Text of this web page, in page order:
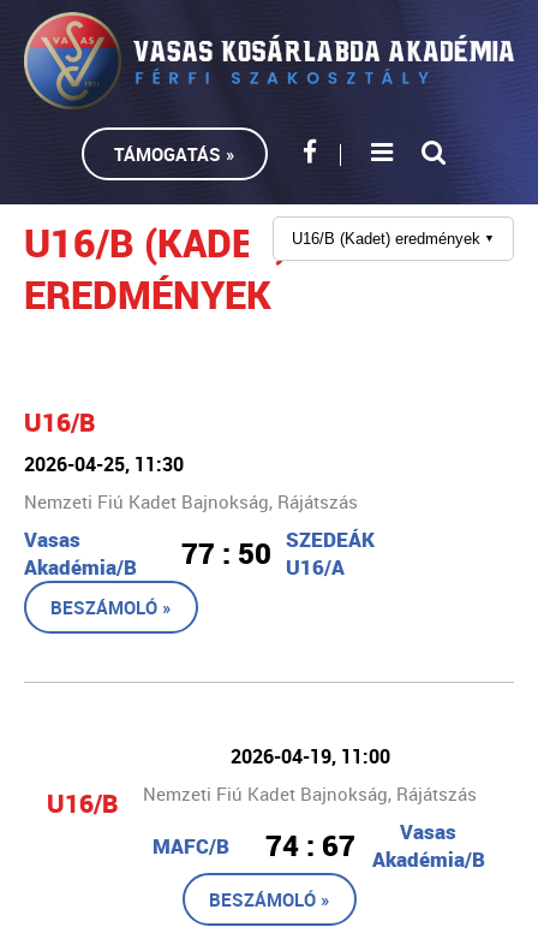
TÁMOGATÁS »
U16/B (KADET)
EREDMÉNYEK
U16/B (Kadet) eredmények ▼
U16/B
2026-04-25, 11:30
Nemzeti Fiú Kadet Bajnokság, Rájátszás
Vasas
Akadémia/B
77 : 50 SZEDEÁK
U16/A
BESZÁMOLÓ »
U16/B
2026-04-19, 11:00
Nemzeti Fiú Kadet Bajnokság, Rájátszás
MAFC/B 74 : 67
Vasas
Akadémia/B
BESZÁMOLÓ »